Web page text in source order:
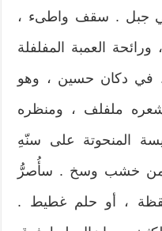
جبل . سقف واطىء ،
العمبة المفلفلة
. في دكان حسين ، وهو
ملفلف ، ومنظره
المنحوتة على سنّهِ
من خشب وسخ . سأُصرُّ
، أو حلم غطيط .